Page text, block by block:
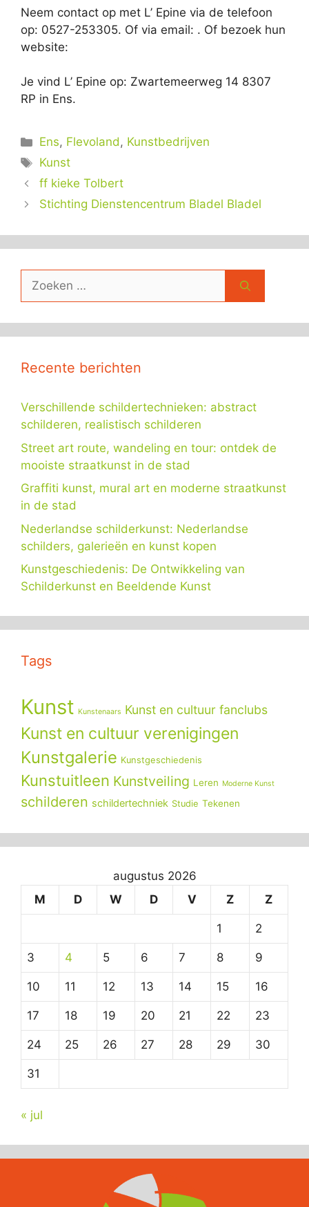
Neem contact op met L’ Epine via de telefoon
op: 0527-253305. Of via email: . Of bezoek hun
website:
Je vind L’ Epine op: Zwartemeerweg 14 8307
RP in Ens.
Categorieën
Ens, Flevoland, Kunstbedrijven
Tags
Kunst
ff kieke Tolbert
Stichting Dienstencentrum Bladel Bladel
Zoek
Recente berichten
Verschillende schildertechnieken: abstract
schilderen, realistisch schilderen
Street art route, wandeling en tour: ontdek de
mooiste straatkunst in de stad
Graffiti kunst, mural art en moderne straatkunst
in de stad
Nederlandse schilderkunst: Nederlandse
schilders, galerieën en kunst kopen
Kunstgeschiedenis: De Ontwikkeling van
Schilderkunst en Beeldende Kunst
Tags
Kunst Kunstenaars Kunst en cultuur fanclubs
Kunst en cultuur verenigingen
Kunstgalerie Kunstgeschiedenis
Kunstuitleen Kunstveiling Leren Moderne Kunst
schilderen schildertechniek Studie Tekenen
augustus 2026
M
D W D V Z Z
1 2
3 4 5 6 7 8 9
10 11 12 13 14 15 16
17 18 19 20 21 22 23
24 25 26 27 28 29 30
31
« jul